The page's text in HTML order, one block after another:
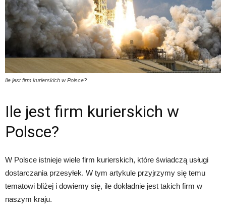
Ile jest firm kurierskich w Polsce?
Ile jest firm kurierskich w
Polsce?
W Polsce istnieje wiele firm kurierskich, które świadczą usługi
dostarczania przesyłek. W tym artykule przyjrzymy się temu
tematowi bliżej i dowiemy się, ile dokładnie jest takich firm w
naszym kraju.